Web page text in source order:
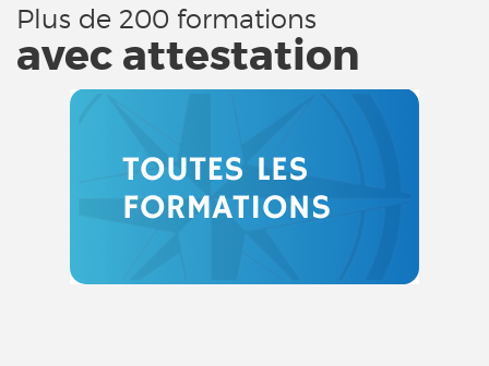
Plus de 200 formations
avec attestation